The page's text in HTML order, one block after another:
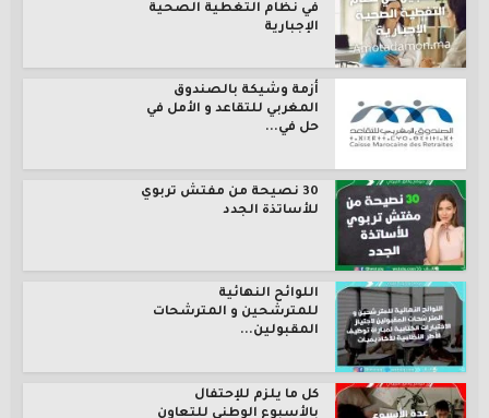
في نظام التغطية الصحية
الإجبارية
أزمة وشيكة بالصندوق
المغربي للتقاعد و الأمل في
حل في...
30 نصيحة من مفتش تربوي
للأساتذة الجدد
اللوائح النهائية
للمترشحين و المترشحات
المقبولين...
كل ما يلزم للإحتفال
بالأسبوع الوطني للتعاون